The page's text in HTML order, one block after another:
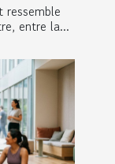
ressemble
entre la...